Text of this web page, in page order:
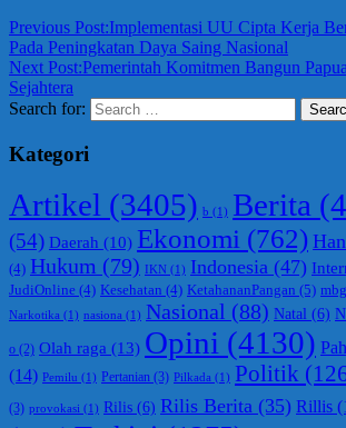
Previous Post:Implementasi UU Cipta Kerja
Pada Peningkatan Daya Saing Nasional
Next Post:Pemerintah Komitmen Bangun
Sejahtera
Search for:
Kategori
Artikel (3405) b (1) Berita
(54) Daerah (10) Ekonomi (762)
(4) Hukum (79) IKN (1) Indonesia (47)
JudiOnline (4) Kesehatan (4) KetahananPangan (5) mbg
Narkotika (1) nasiona (1) Nasional (88) Natal (6)
o (2) Olah raga (13) Opini (4130)
(14) Pemilu (1) Pertanian (3) Pilkada (1) Politik
(3) provokasi (1) Rilis (6) Rilis Berita (35) Rillis